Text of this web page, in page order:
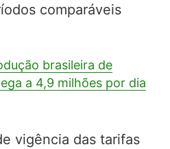
comparáveis
brasileira de
a 4,9 milhões por dia
vigência das tarifas